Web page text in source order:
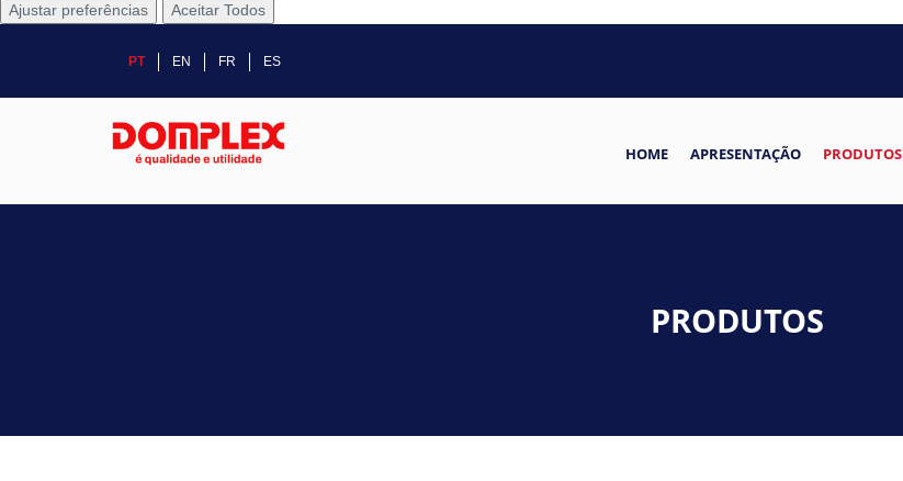
Ajustar preferências Aceitar Todos
PT EN FR ES
HOME APRESENTAÇÃO PRODUTOS
PRODUTOS